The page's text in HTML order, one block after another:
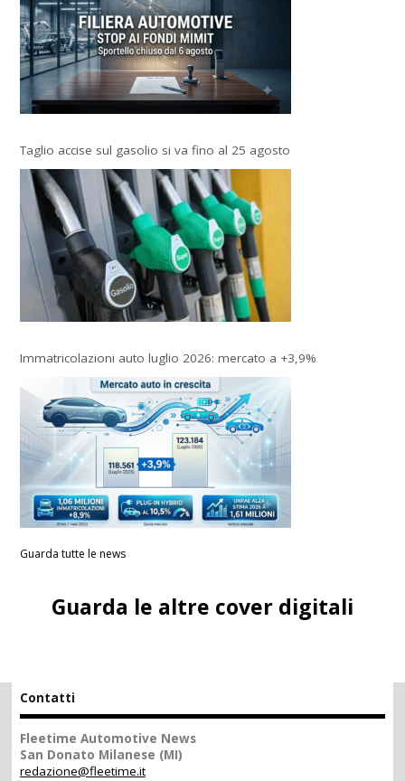
Taglio accise sul gasolio si va fino al 25 agosto
Immatricolazioni auto luglio 2026: mercato a +3,9%
Guarda tutte le news
Guarda le altre cover digitali
Contatti
Fleetime Automotive News
San Donato Milanese (MI)
redazione@fleetime.it